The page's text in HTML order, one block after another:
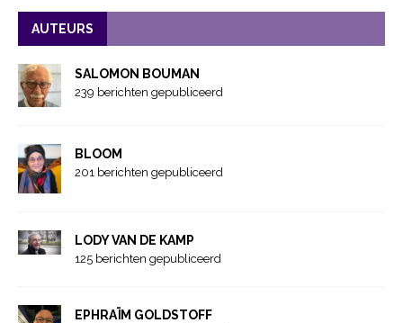
AUTEURS
SALOMON BOUMAN
239 berichten gepubliceerd
BLOOM
201 berichten gepubliceerd
LODY VAN DE KAMP
125 berichten gepubliceerd
EPHRAÏM GOLDSTOFF